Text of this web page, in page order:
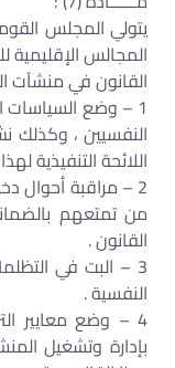
يتولي المجلس
المجالس الإقليمية
القانون في منشآت
1 – وضع
النفسيين ، وكذلك
اللائحة التنفيذية
2 – مراقبة أحوال
من تمتعهم
القانون .
3 – البت في
النفسية .
4 – وضع معايير